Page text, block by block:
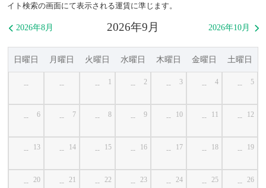
イト検索の画面にて表示される運賃に準じます。
2026年9月
 2026年8月 2026年10月 
日曜日 月曜日 火曜日 水曜日 木曜日 金曜日 土曜日
-- -- -- 1 -- 2 -- 3 -- 4 -- 5
-- 6 -- 7 -- 8 -- 9 -- 10 -- 11 -- 12
-- 13 -- 14 -- 15 -- 16 -- 17 -- 18 -- 19
-- 20 -- 21 -- 22 -- 23 -- 24 -- 25 -- 26